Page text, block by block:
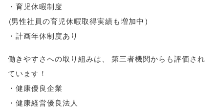
・育児休暇制度
(男性社員の育児休暇取得実績も増加中 )
・計画年休制度あり
働きやすさへの取り組みは
第三者機関からも評価され
ています！
・健康優良企業
・健康経営優良法人